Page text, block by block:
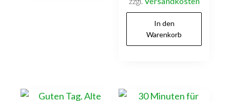
In den
Warenkorb